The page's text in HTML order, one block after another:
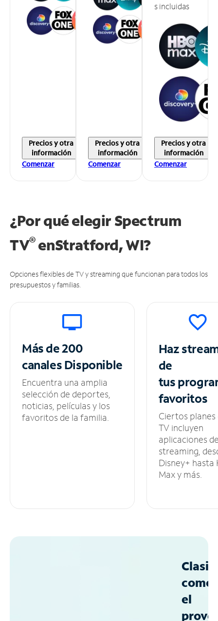
Precios y otra
información
Comenzar
Precios y otra
información
Comenzar
s incluidas
Precios y otra
información
Comenzar
¿Por qué elegir Spectrum
TV®enStratford, WI?
Opciones flexibles de TV y streaming que funcionan para todos los
presupuestos y familias.
Más de 200
canalesDisponible
Encuentra una amplia
selección de deportes,
noticias, películas y los
favoritos de la familia.
Haz
de
tus
favoritos
Ciertos planes
TV incluyen
aplicaciones
streaming,
Disney+ hasta
Max y más.
como
el